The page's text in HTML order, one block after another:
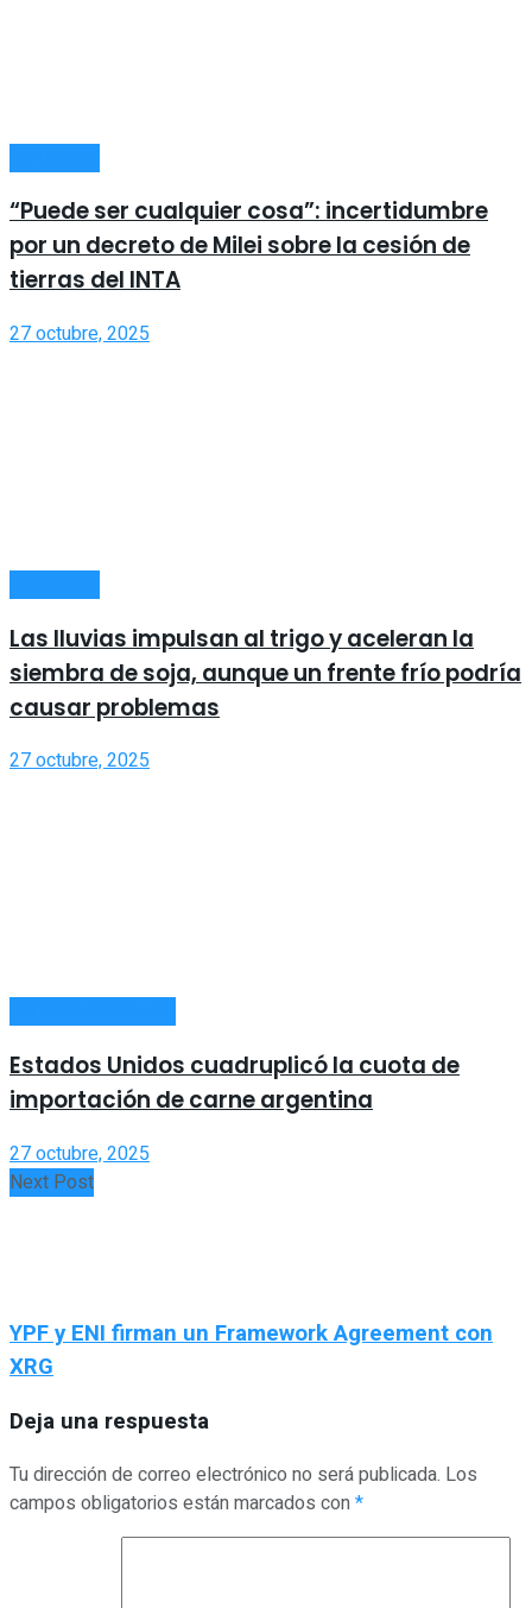
“Puede ser cualquier cosa”: incertidumbre
por un decreto de Milei sobre la cesión de
tierras del INTA
27 octubre, 2025
Las lluvias impulsan al trigo y aceleran la
siembra de soja, aunque un frente frío podría
causar problemas
27 octubre, 2025
Estados Unidos cuadruplicó la cuota de
importación de carne argentina
27 octubre, 2025
Next Post
YPF y ENI firman un Framework Agreement con
XRG
Deja una respuesta
Tu dirección de correo electrónico no será publicada. Los
campos obligatorios están marcados con*